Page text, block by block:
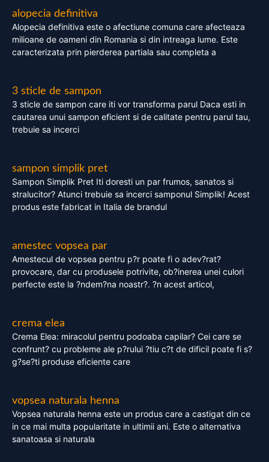
alopecia definitiva
Alopecia definitiva este o afectiune comuna care afecteaza
milioane de oameni din Romania si din intreaga lume. Este
caracterizata prin pierderea partiala sau completa a
3 sticle de sampon
3 sticle de sampon care iti vor transforma parul Daca esti in
cautarea unui sampon eficient si de calitate pentru parul tau,
trebuie sa incerci
sampon simplik pret
Sampon Simplik Pret Iti doresti un par frumos, sanatos si
stralucitor? Atunci trebuie sa incerci samponul Simplik! Acest
produs este fabricat in Italia de brandul
amestec vopsea par
Amestecul de vopsea pentru p?r poate fi o adev?rat?
provocare, dar cu produsele potrivite, ob?inerea unei culori
perfecte este la ?ndem?na noastr?. ?n acest articol,
crema elea
Crema Elea: miracolul pentru podoaba capilar? Cei care se
confrunt? cu probleme ale p?rului ?tiu c?t de dificil poate fi s?
g?se?ti produse eficiente care
vopsea naturala henna
Vopsea naturala henna este un produs care a castigat din ce
in ce mai multa popularitate in ultimii ani. Este o alternativa
sanatoasa si naturala